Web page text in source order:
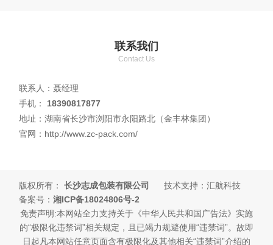
松舒心，让我们生产的包装产品走进千家万户！
本站关键词：长沙包装厂
联系我们
Contact Us
联系人：聂经理
手机：
18390817877
地址：湖南省长沙市浏阳市永阳路北（金丰林集团）
官网：http://www.zc-pack.com/
版权所有：长沙志成包装有限公司
技术支持：汇航科技
备案号：湘ICP备18024806号-2
免责声明:本网站全力支持关于《中华人民共和国广告法》实施
的“极限化违禁词”相关规定，且已竭力规避使用“违禁词”。故即
日起凡本网站任意页面含有极限化及其他相关“违禁词”介绍的